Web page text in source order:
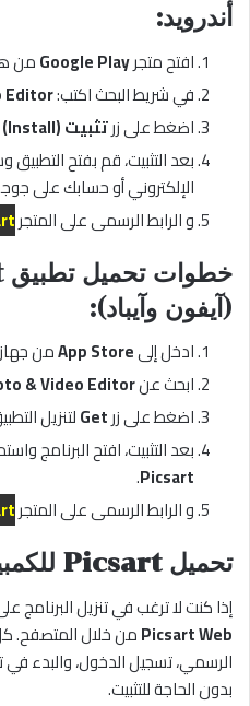
أندرويد:
افتح متجرGoogle Playمن
في شريط البحث اكتب:Editor
اضغط على زرتثبيت (Install)
بعد التثبيت، قم بفتح
الإلكتروني أو حسابك على
و الرابط الرسمى على المتجر
(آيفون وآيباد):
ادخل إلىApp Storeمن
ابحث عن& Video Editor
اضغط على زرGetلتنزيل
بعد التثبيت، افتح البرنامج
Picsart
.
و الرابط الرسمى على المتجر
تحميل Picsart للكمبيوتر أو الويب:
إذا كنت لا ترغب في تنزيل البرنامج
Picsart Webمن خلال المتصفح.
الرسمي، تسجيل الدخول، والبدء
بدون الحاجة للتثبيت.